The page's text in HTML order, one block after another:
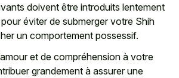
doivent être introduits lentement
éviter de submerger votre Shih
un comportement possessif.
et de compréhension à votre
grandement à assurer une